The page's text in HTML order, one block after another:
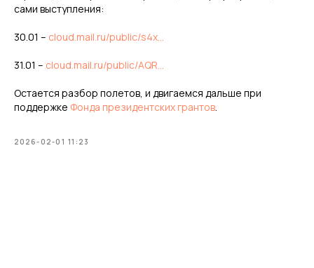
сами выступления:
30.01 – cloud.mail.ru/public/s4x...
31.01 – cloud.mail.ru/public/AQR...
Остается разбор полетов, и двигаемся дальше при
поддержке Фонда президентских грантов.
2026-02-01 11:23